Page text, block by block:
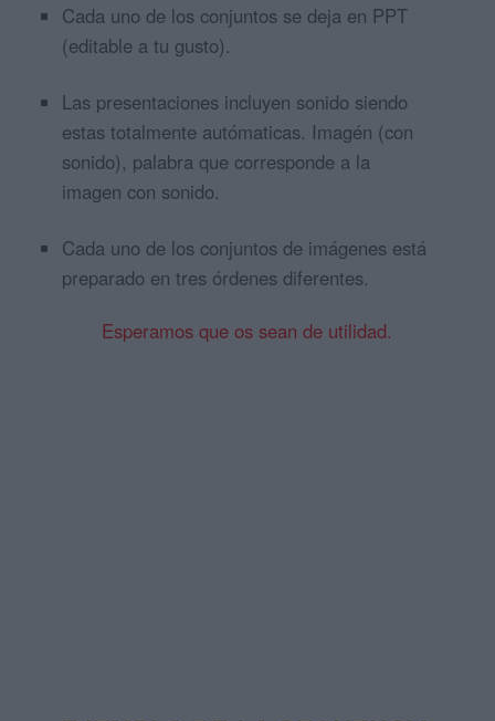
Cada uno de los conjuntos se deja en PPT
(editable a tu gusto).
Las presentaciones incluyen sonido siendo
estas totalmente autómaticas. Imagén (con
sonido), palabra que corresponde a la
imagen con sonido.
Cada uno de los conjuntos de imágenes está
preparado en tres órdenes diferentes.
Esperamos que os sean de utilidad.